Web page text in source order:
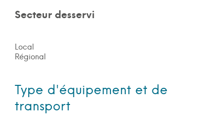
Secteur desservi
Local
Régional
Type d'équipement et de
transport